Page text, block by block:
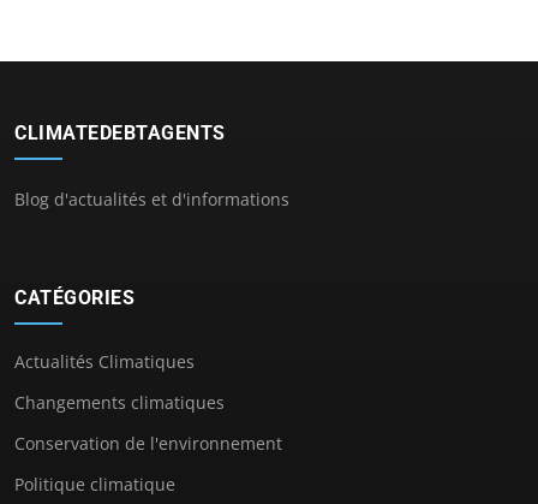
CLIMATEDEBTAGENTS
Blog d'actualités et d'informations
CATÉGORIES
Actualités Climatiques
Changements climatiques
Conservation de l'environnement
Politique climatique